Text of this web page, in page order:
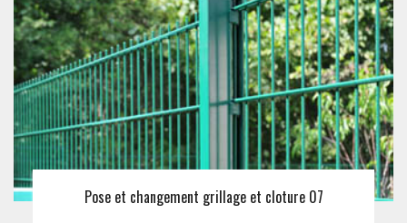
Pose et changement grillage et cloture 07